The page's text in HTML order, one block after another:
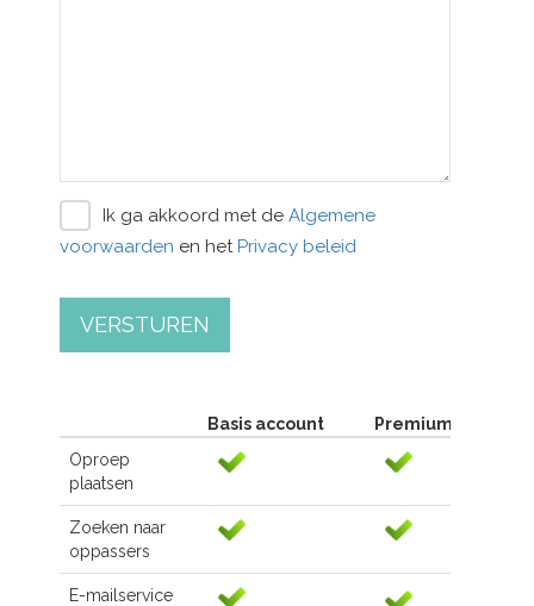
Ik ga akkoord met de Algemene
voorwaarden en het Privacy beleid
VERSTUREN
Basis account
Premium account
Oproep
plaatsen
Zoeken naar
oppassers
E-mailservice